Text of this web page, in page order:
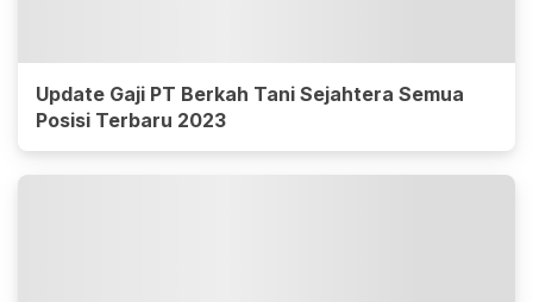
Update Gaji PT Berkah Tani Sejahtera Semua
Posisi Terbaru 2023